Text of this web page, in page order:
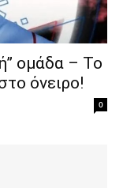
ομάδα – Το
όνειρο!
0